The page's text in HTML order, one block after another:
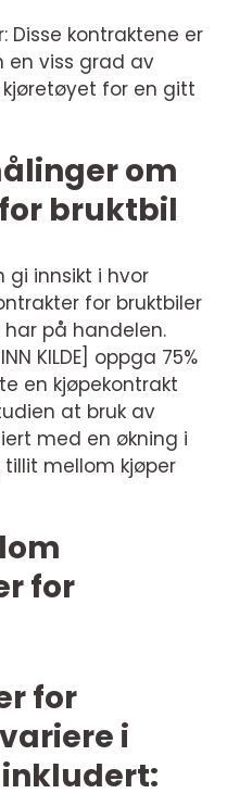
Disse kontraktene er
en viss grad av
for en gitt
om
bruktbil
innsikt i hvor
for bruktbiler
på handelen.
KILDE] oppga 75%
en kjøpekontrakt
at bruk av
med en økning i
mellom kjøper
for
for
i